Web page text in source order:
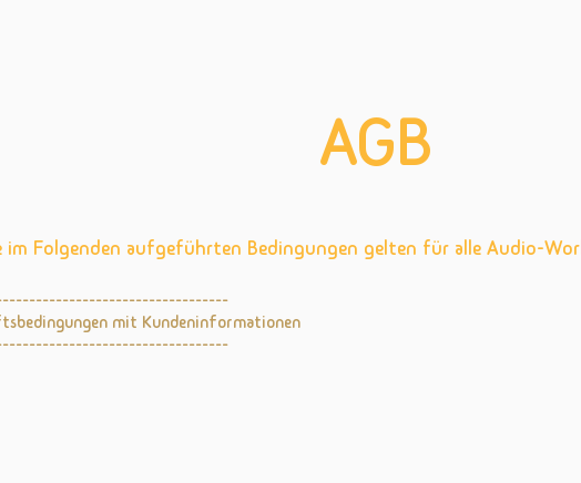
AGB
im Folgenden aufgeführten Bedingungen gelten für alle Audio-
mit Kundeninformationen